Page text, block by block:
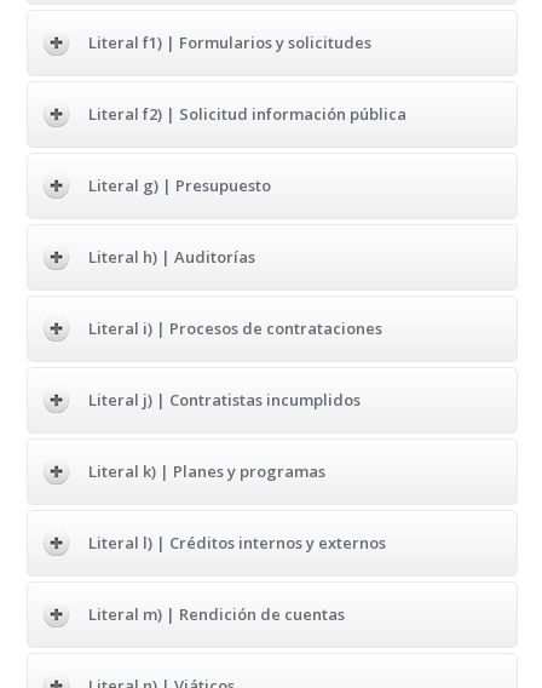
Literal f1) | Formularios y solicitudes
Literal f2) | Solicitud información pública
Literal g) | Presupuesto
Literal h) | Auditorías
Literal i) | Procesos de contrataciones
Literal j) | Contratistas incumplidos
Literal k) | Planes y programas
Literal l) | Créditos internos y externos
Literal m) | Rendición de cuentas